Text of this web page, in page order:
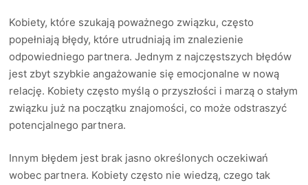
Kobiety, które szukają poważnego związku, często
popełniają błędy, które utrudniają im znalezienie
odpowiedniego partnera. Jednym z najczęstszych błędów
jest zbyt szybkie angażowanie się emocjonalne w nową
relację. Kobiety często myślą o przyszłości i marzą o stałym
związku już na początku znajomości, co może odstraszyć
potencjalnego partnera.
Innym błędem jest brak jasno określonych oczekiwań
wobec partnera. Kobiety często nie wiedzą, czego tak